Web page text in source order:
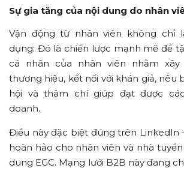
Sự gia tăng của nội dung do nhân
Vận động từ nhân viên không chỉ
dụng: Đó là chiến lược mạnh mẽ để
cá nhân của nhân viên nhằm
thương hiệu, kết nối với khán giả, nêu
hội và thậm chí giúp đạt được
doanh.
Điều này đặc biệt đúng trên LinkedIn
hoàn hảo cho nhân viên và nhà
dung EGC. Mạng lưới B2B này đang